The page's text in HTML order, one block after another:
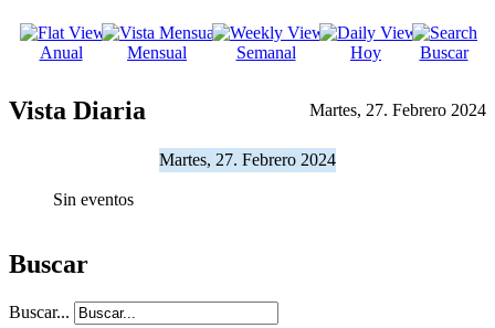
Anual Mensual Semanal Hoy Buscar
Vista Diaria Martes, 27. Febrero 2024
Martes, 27. Febrero 2024
Sin eventos
Buscar
Buscar...